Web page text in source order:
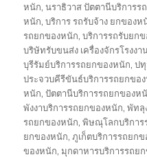
หนัก,นราธิวาส ปัตตานีบริการร
หนัก,บริการ รถรับจ้าง ยกของห
รถยกของหนัก,บริการรถรับยก
บริษัทรับขนส่ง เครื่องจักรโรงงา
บุรีรัมย์บริการรถยกของหนัก,ป
ประจวบคีรีขันธ์บริการรถยกขอ
หนัก,ปัตตานีบริการรถยกของห
พังงาบริการรถยกของหนัก,พัทลุ
รถยกของหนัก,พิษณุโลกบริการ
ยกของหนัก,ภูเก็ตบริการรถยก
ของหนัก,มุกดาหารบริการรถย